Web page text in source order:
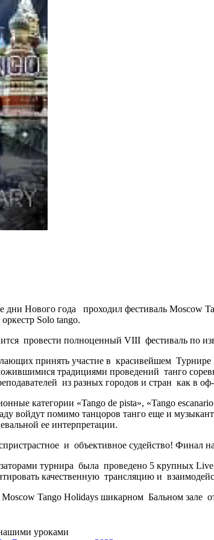
дни Нового года проходил фестиваль
Solo tango.
провести полноценный VIII фестиваль по
принять участие в красивейшем
традициями проведений танго
из разных городов и стран как в
категории «Tango de pista», «Tango
войдут помимо танцоров танго еще и
ее интерпретации.
и объективное судейство! Финал
турнира была проведено 5 крупных
качественную трансляцию и
Tango Holidays шикарном Бальном зале
уроками